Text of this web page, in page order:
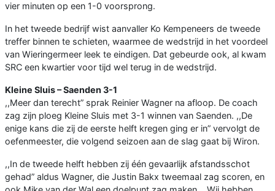
vier minuten op een 1-0 voorsprong.
In het tweede bedrijf wist aanvaller Ko Kempeneers de tweede
treffer binnen te schieten, waarmee de wedstrijd in het voordeel
van Wieringermeer leek te eindigen. Dat gebeurde ook, al kwam
SRC een kwartier voor tijd wel terug in de wedstrijd.
Kleine Sluis – Saenden 3-1
,,Meer dan terecht” sprak Reinier Wagner na afloop. De coach
zag zijn ploeg Kleine Sluis met 3-1 winnen van Saenden. ,,De
enige kans die zij de eerste helft kregen ging er in” vervolgt de
oefenmeester, die volgend seizoen aan de slag gaat bij Wiron.
,,In de tweede helft hebben zij één gevaarlijk afstandsschot
gehad” aldus Wagner, die Justin Bakx tweemaal zag scoren, en